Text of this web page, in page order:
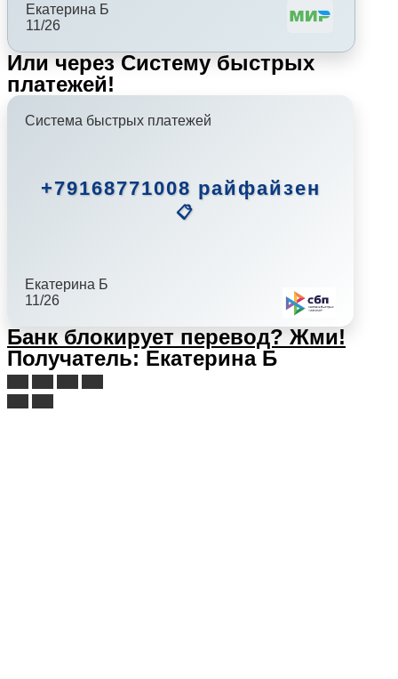
Екатерина Б
11/26
Или через Систему быстрых
платежей!
Система быстрых платежей
+79168771008 райфайзен
📋
Екатерина Б
11/26
Банк блокирует перевод? Жми!
Получатель: Екатерина Б